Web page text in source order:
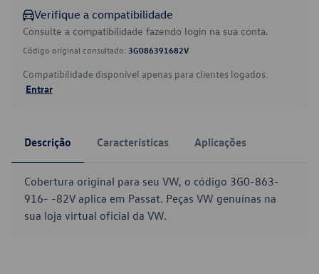
Verifique a compatibilidade
Consulte a compatibilidade fazendo login na sua conta.
Código original consultado: 3G086391682V
Compatibilidade disponível apenas para clientes logados.
Entrar
Descrição Características Aplicações
Cobertura original para seu VW, o código 3G0-863-
916- -82V aplica em Passat. Peças VW genuínas na
sua loja virtual oficial da VW.